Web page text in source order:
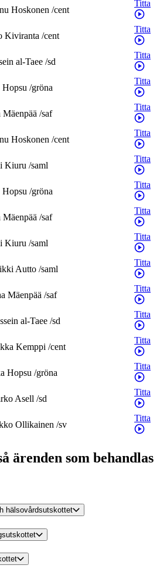
Hoskonen /cent
Titta
Kiviranta /cent
Titta
al-Taee /sd
Titta
Hopsu /gröna
Titta
Mäenpää /saf
Titta
Hoskonen /cent
Titta
Kiuru /saml
Titta
Hopsu /gröna
Titta
Mäenpää /saf
Titta
Kiuru /saml
Titta
Autto /saml
Titta
Mäenpää /saf
Titta
al-Taee /sd
Titta
Kemppi /cent
Titta
Hopsu /gröna
Titta
Asell /sd
Titta
Ollikainen /sv
Titta
ärenden som behandlas
hälsovårdsutskottet